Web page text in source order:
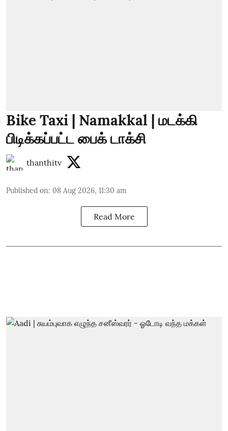
Bike Taxi | Namakkal | மடக்கி
பிடிக்கப்பட்ட பைக் டாக்சி
thanthitv
Published on: 08 Aug 2026, 11:30 am
Read More